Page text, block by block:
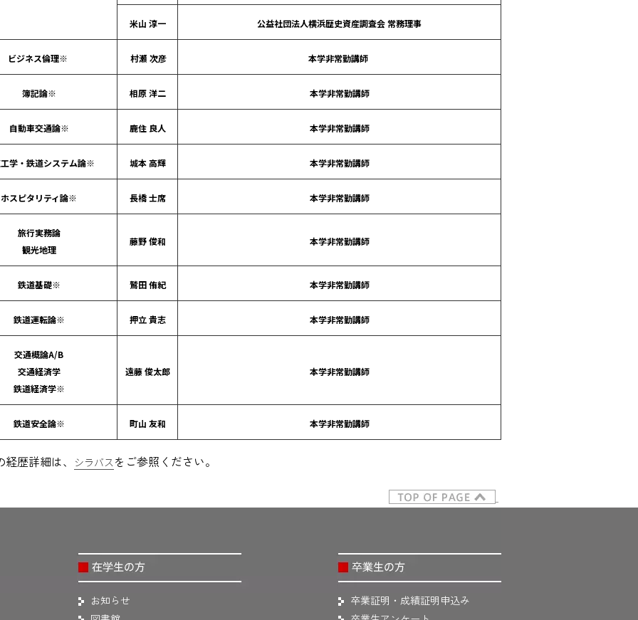
米山 淳一 公益社団法人横浜歴史資産調査会 常務理事
ビジネス倫理※ 村瀬 次彦 本学非常勤講師
簿記論※ 相原 洋二 本学非常勤講師
自動車交通論※ 鹿住 良人 本学非常勤講師
学・鉄道システム論※ 城本 高輝 本学非常勤講師
ホスピタリティ論※ 長橋 士席 本学非常勤講師
旅行実務論
観光地理
藤野 俊和 本学非常勤講師
鉄道基礎※ 鷲田 侑紀 本学非常勤講師
鉄道運転論※ 押立 貴志 本学非常勤講師
交通概論A/B
交通経済学
鉄道経済学※
遠藤 俊太郎 本学非常勤講師
鉄道安全論※ 町山 友和 本学非常勤講師
歴詳細は、 シラバスをご参照ください。
お知らせ
卒業証明・成績証明申込み